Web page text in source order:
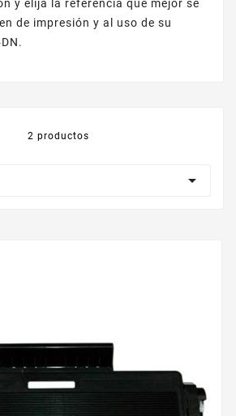
y elija la referencia que mejor se
de impresión y al uso de su
2 productos
